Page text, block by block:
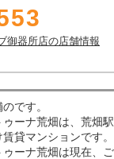
御器所店の店舗情報
です。
ゥーナ荒畑は、荒畑
貸マンションです。
ーナ荒畑は現在、